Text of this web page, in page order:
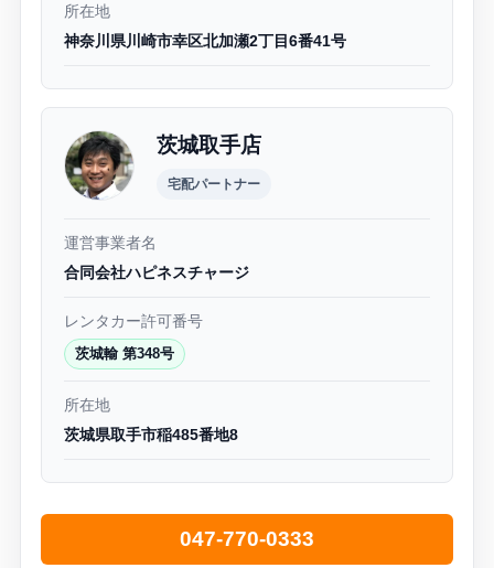
所在地
神奈川県川崎市幸区北加瀬2丁目6番41号
茨城取手店
宅配パートナー
運営事業者名
合同会社ハピネスチャージ
レンタカー許可番号
茨城輸 第348号
所在地
茨城県取手市稲485番地8
047-770-0333